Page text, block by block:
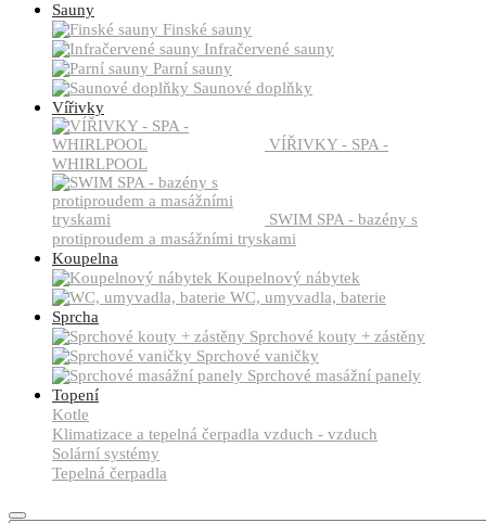
Sauny
Finské sauny
Infračervené sauny
Parní sauny
Saunové doplňky
Vířivky
VÍŘIVKY - SPA -
WHIRLPOOL
SWIM SPA - bazény s
protiproudem a masážními tryskami
Koupelna
Koupelnový nábytek
WC, umyvadla, baterie
Sprcha
Sprchové kouty + zástěny
Sprchové vaničky
Sprchové masážní panely
Topení
Kotle
Klimatizace a tepelná čerpadla vzduch - vzduch
Solární systémy
Tepelná čerpadla